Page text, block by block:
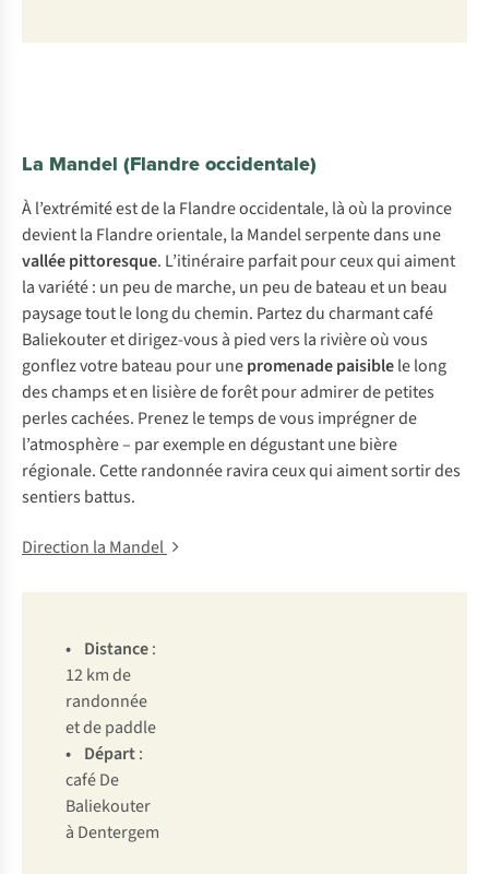
La Mandel (Flandre occidentale)
À l’extrémité est de la Flandre occidentale, là où la province
devient la Flandre orientale, la Mandel serpente dans une
vallée pittoresque. L’itinéraire parfait pour ceux qui aiment
la variété : un peu de marche, un peu de bateau et un beau
paysage tout le long du chemin. Partez du charmant café
Baliekouter et dirigez-vous à pied vers la rivière où vous
gonflez votre bateau pour unepromenade paisiblele long
des champs et en lisière de forêt pour admirer de petites
perles cachées. Prenez le temps de vous imprégner de
l’atmosphère – par exemple en dégustant une bière
régionale. Cette randonnée ravira ceux qui aiment sortir des
sentiers battus.
Direction la Mandel
• Distance:
12 km de
randonnée
et de paddle
• Départ:
café De
Baliekouter
à Dentergem